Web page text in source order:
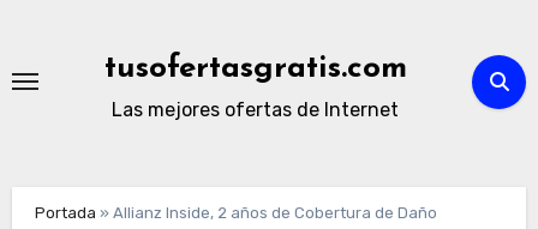
contenido
tusofertasgratis.com
Las mejores ofertas de Internet
Portada »Allianz Inside, 2 años de Cobertura de Daño